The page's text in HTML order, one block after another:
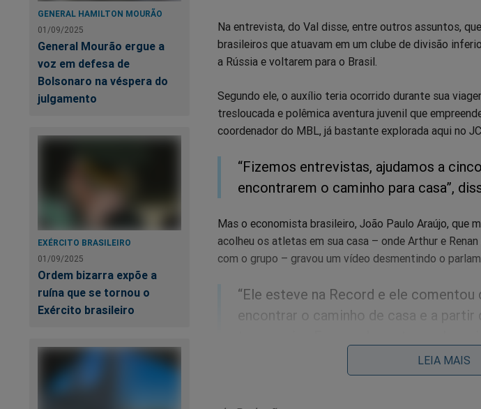
GENERAL HAMILTON MOURÃO
01/09/2025
General Mourão ergue a
voz em defesa de
Bolsonaro na véspera do
julgamento
EXÉRCITO BRASILEIRO
01/09/2025
Ordem bizarra expõe a
ruína que se tornou o
Exército brasileiro
Na entrevista, do Val disse, entre outros assuntos,
brasileiros que atuavam em um clube de divisão
a Rússia e voltarem para o Brasil.
Segundo ele, o auxílio teria ocorrido durante sua
tresloucada e polêmica aventura juvenil que
coordenador do MBL, já bastante explorada aqui no
“Fizemos entrevistas, ajudamos a
encontrarem o caminho para casa”,
Mas o economista brasileiro, João Paulo Araújo, que
acolheu os atletas em sua casa – onde Arthur e
com o grupo – gravou um vídeo desmentindo o
“Ele esteve na Record e ele
encontrar o caminho de casa e a
deles para casa, conversei com
esclarecer que o auxílio do Arthur, do
LEIA MAIS